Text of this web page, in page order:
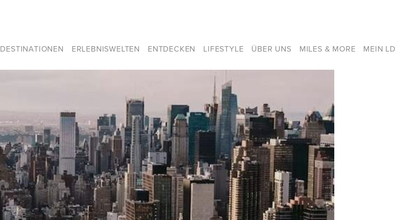
DESTINATIONEN ERLEBNISWELTEN ENTDECKEN LIFESTYLE ÜBER UNS MILES & MORE MEIN LD